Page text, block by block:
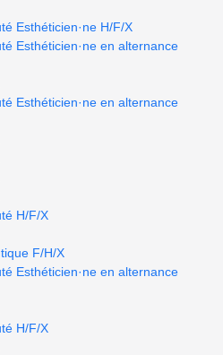
Esthéticien·ne H/F/X
Esthéticien·ne en alternance
Esthéticien·ne en alternance
H/F/X
F/H/X
Esthéticien·ne en alternance
H/F/X